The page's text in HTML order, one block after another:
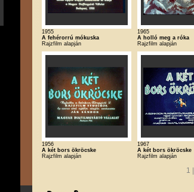
1955
A fehérorrú mókuska
Rajzfilm alapján
1965
A holló meg a róka
Rajzfilm alapján
1956
A két bors ökröcske
Rajzfilm alapján
1967
A két bors ökröcske
Rajzfilm alapján
1 |